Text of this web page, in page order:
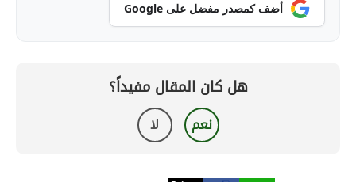
أضف كمصدر مفضل على Google
هل كان المقال مفيداً؟
نعم لا